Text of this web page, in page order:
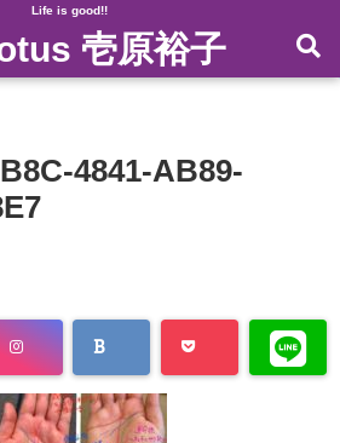
Life is good!!
壱原裕子
4841-AB89-